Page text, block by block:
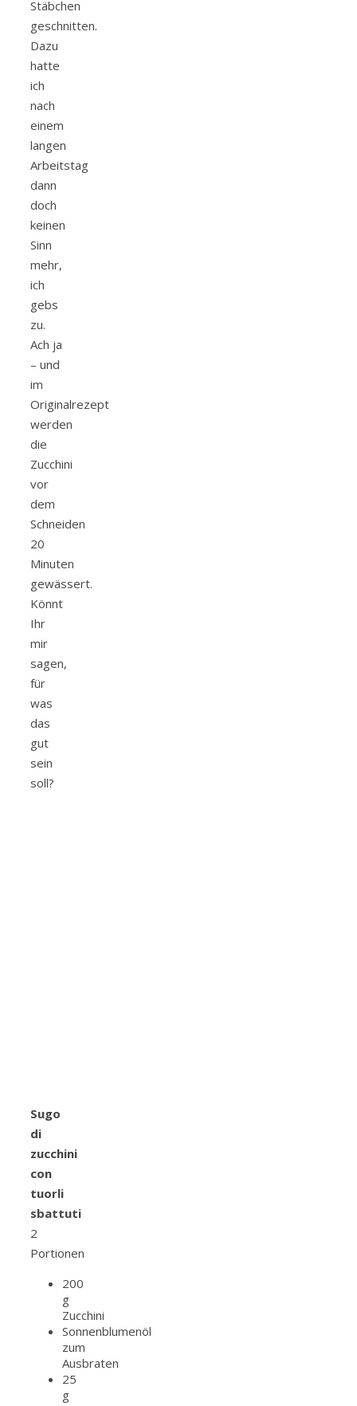
Stäbchen
geschnitten.
Dazu
hatte
ich
nach
einem
langen
Arbeitstag
dann
doch
keinen
Sinn
mehr,
ich
gebs
zu.
Ach ja
– und
im
Originalrezept
werden
die
Zucchini
vor
dem
Schneiden
20
Minuten
gewässert.
Könnt
Ihr
mir
sagen,
für
was
das
gut
sein
soll?
Sugo
di
zucchini
con
tuorli
sbattuti
2
Portionen
200
g
Zucchini
Sonnenblumenöl
zum
Ausbraten
25
g